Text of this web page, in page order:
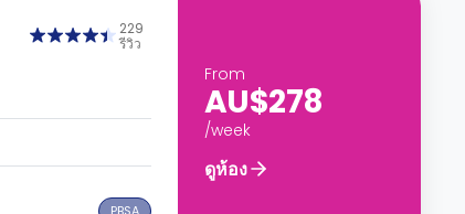
229
รีวิว
From
AU$278
/week
ดูห้อง